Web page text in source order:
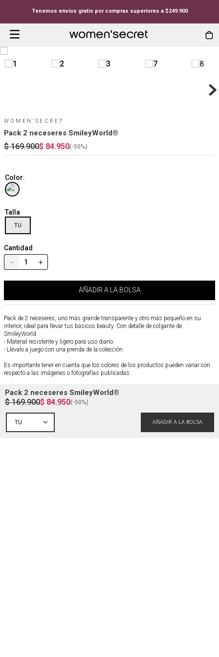
Tenemos envíos gratis por compras superiores a $249.900
Pack 2 neceseres SmileyWorld®
$ 169.900$ 84.950(-50%)
TU
WOMEN'SECRET
Pack 2 neceseres SmileyWorld®
$ 169.900$ 84.950(-50%)
Color:
Talla
TU
Cantidad
＋
－
AÑADIR A LA BOLSA
Pack de 2 neceseres, uno más grande transparente y otro más pequeño en su
interior, ideal para llevar tus básicos beauty. Con detalle de colgante de
SmileyWorld.
- Material resistente y ligero para uso diario.
- Llévalo a juego con una prenda de la colección.
Es importante tener en cuenta que los colores de los productos pueden variar con
respecto a las imágenes o fotografías publicadas
Referencia :4842930
Composición y cuidados